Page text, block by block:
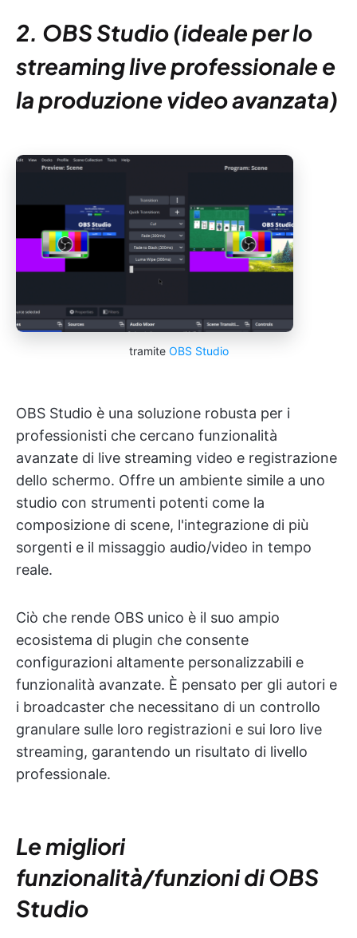
2. OBS Studio (ideale per lo
streaming live professionale e
la produzione video avanzata)
tramite OBS Studio
OBS Studio è una soluzione robusta per i
professionisti che cercano funzionalità
avanzate di live streaming video e registrazione
dello schermo. Offre un ambiente simile a uno
studio con strumenti potenti come la
composizione di scene, l'integrazione di più
sorgenti e il missaggio audio/video in tempo
reale.
Ciò che rende OBS unico è il suo ampio
ecosistema di plugin che consente
configurazioni altamente personalizzabili e
funzionalità avanzate. È pensato per gli autori e
i broadcaster che necessitano di un controllo
granulare sulle loro registrazioni e sui loro live
streaming, garantendo un risultato di livello
professionale.
Le migliori
funzionalità/funzioni di OBS
Studio